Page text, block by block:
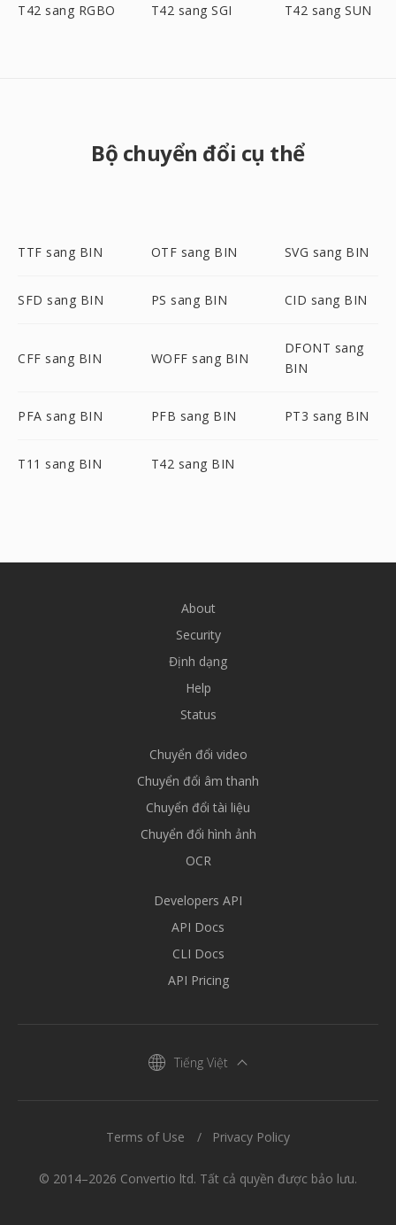
T42 sang RGBO T42 sang SGI T42 sang SUN
Bộ chuyển đổi cụ thể
TTF sang BIN OTF sang BIN SVG sang BIN
SFD sang BIN PS sang BIN CID sang BIN
CFF sang BIN WOFF sang BIN
DFONT sang
BIN
PFA sang BIN PFB sang BIN PT3 sang BIN
T11 sang BIN T42 sang BIN
About
Security
Định dạng
Help
Status
Chuyển đổi video
Chuyển đổi âm thanh
Chuyển đổi tài liệu
Chuyển đổi hình ảnh
OCR
Developers API
API Docs
CLI Docs
API Pricing
Tiếng Việt
© 2014–2026 Convertio ltd. Tất cả quyền được bảo lưu.
Terms of Use Privacy Policy